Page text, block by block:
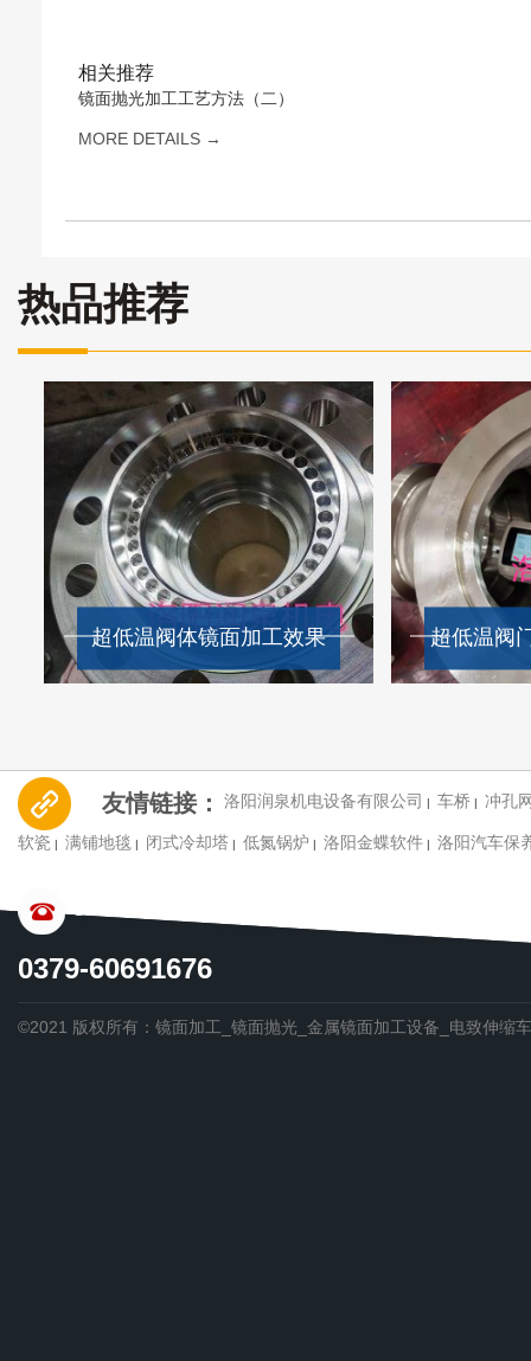
相关推荐
镜面抛光加工工艺方法（二）
MORE DETAILS →
热品推荐
超低温阀体镜面加工效果
友情链接： 洛阳润泉机电设备有限公司 | 车桥 | 冲孔
软瓷 | 满铺地毯 | 闭式冷却塔 | 低氮锅炉 | 洛阳金蝶软件 | 洛阳汽车保
CONTACT US
0379-60691676
©2021 版权所有：镜面加工_镜面抛光_金属镜面加工设备_电致